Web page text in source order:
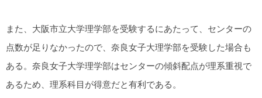
また、大阪市立大学理学部を受験するにあたって、センターの
点数が足りなかったので、奈良女子大理学部を受験した場合も
ある。奈良女子大学理学部はセンターの傾斜配点が理系重視で
あるため、理系科目が得意だと有利である。